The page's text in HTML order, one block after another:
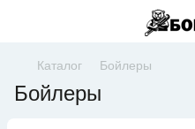
Каталог Бойлеры
Бойлеры